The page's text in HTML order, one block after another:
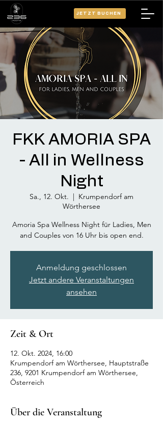
JETZT BUCHEN
FKK AMORIA SPA
- All in Wellness
Night
Sa., 12. Okt.
  |
Krumpendorf am
Wörthersee
Amoria Spa Wellness Night für Ladies, Men
and Couples von 16 Uhr bis open end.
Anmeldung geschlossen
Jetzt andere Veranstaltungen
ansehen
Zeit & Ort
12. Okt. 2024, 16:00
Krumpendorf am Wörthersee, Hauptstraße
236, 9201 Krumpendorf am Wörthersee,
Österreich
Über die Veranstaltung